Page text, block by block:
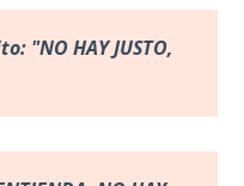
"NO HAY JUSTO,